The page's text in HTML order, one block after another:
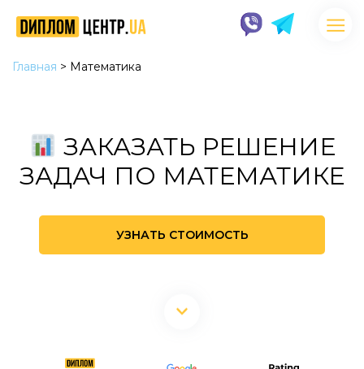
Главная > Математика
ЗАКАЗАТЬ РЕШЕНИЕ
ЗАДАЧ ПО МАТЕМАТИКЕ
УЗНАТЬ СТОИМОСТЬ